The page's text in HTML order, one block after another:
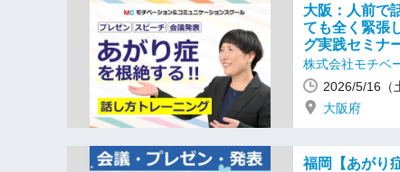
大阪：人前で
ても全く緊張
グ実践セミナ
株式会社モチベ
2026/5/16（
大阪府
福岡【あがり